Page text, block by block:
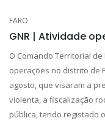
FARO
GNR | Atividade
O Comando Territorial
operações no distrito de
agosto, que visaram a
violenta, a fiscalização
pública, tendo registado